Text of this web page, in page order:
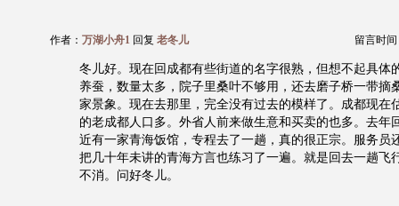
作者： 万湖小舟1 回复 老冬儿 留言时间
冬儿好。现在回成都有些街道的名字很熟，但想不起具体
养蚕，数量太多，院子里桑叶不够用，还去磨子桥一带摘
家景象。现在去那里，完全没有过去的模样了。成都现在
的老成都人口多。外省人前来做生意和买卖的也多。去年
近有一家青海饭馆，专程去了一趟，真的很正宗。服务员
把几十年未讲的青海方言也练习了一遍。就是回去一趟飞
不消。问好冬儿。